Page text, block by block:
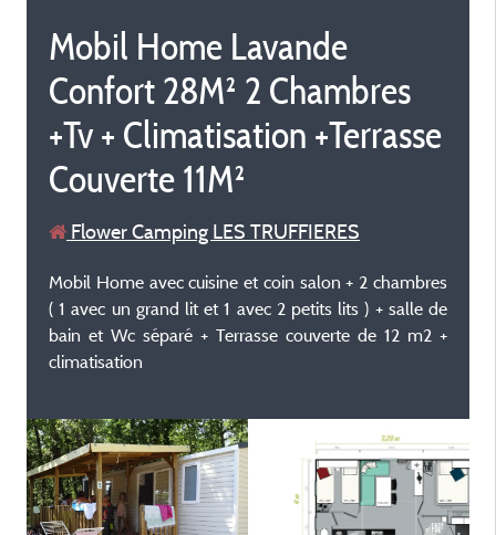
Mobil Home Lavande
Confort 28M² 2 Chambres
+Tv + Climatisation +Terrasse
Couverte 11M²
Flower Camping LES TRUFFIERES
Mobil Home avec cuisine et coin salon + 2 chambres
( 1 avec un grand lit et 1 avec 2 petits lits ) + salle de
bain et Wc séparé + Terrasse couverte de 12 m2 +
climatisation